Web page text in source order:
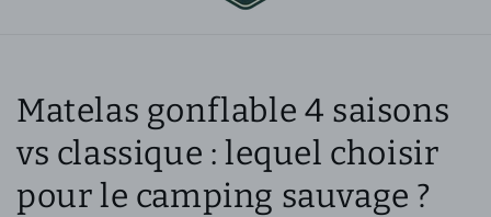
Matelas gonflable 4 saisons
vs classique : lequel choisir
pour le camping sauvage ?